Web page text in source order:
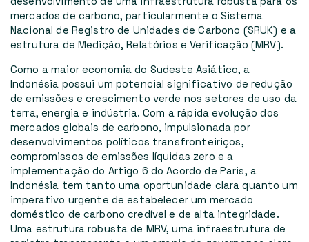
mercados de carbono, particularmente o Sistema
Nacional de Registro de Unidades de Carbono (SRUK) e a
estrutura de Medição, Relatórios e Verificação (MRV).
Como a maior economia do Sudeste Asiático, a
Indonésia possui um potencial significativo de redução
de emissões e crescimento verde nos setores de uso da
terra, energia e indústria. Com a rápida evolução dos
mercados globais de carbono, impulsionada por
desenvolvimentos políticos transfronteiriços,
compromissos de emissões líquidas zero e a
implementação do Artigo 6 do Acordo de Paris, a
Indonésia tem tanto uma oportunidade clara quanto um
imperativo urgente de estabelecer um mercado
doméstico de carbono credível e de alta integridade.
Uma estrutura robusta de MRV, uma infraestrutura de